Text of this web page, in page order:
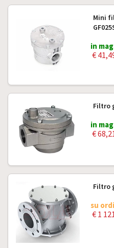
Mini
in
€
Filtro
in
€
Filtro
su
€ 1